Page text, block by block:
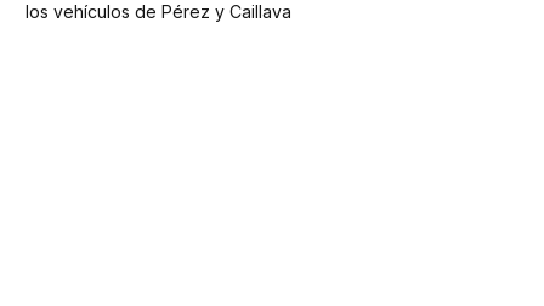
los vehículos de Pérez y Caillava